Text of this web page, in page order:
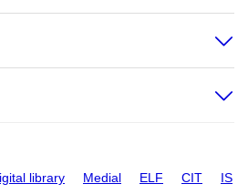
library Medial ELF CIT IS